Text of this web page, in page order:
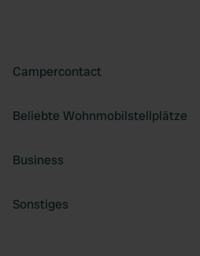
Campercontact
Beliebte Wohnmobilstellplätze
Business
Sonstiges